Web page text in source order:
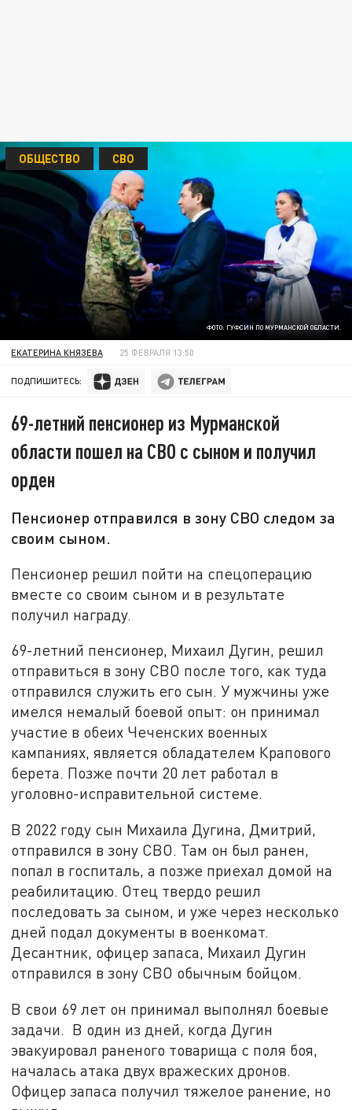
ФОТО: ГУФСИН ПО МУРМАНСКОЙ ОБЛАСТИ.
ОБЩЕСТВО СВО
ЕКАТЕРИНА КНЯЗЕВА 25 ФЕВРАЛЯ 13:50
ПОДПИШИТЕСЬ:
69-летний пенсионер из Мурманской
области пошел на СВО с сыном и получил
орден
Пенсионер отправился в зону СВО следом за
своим сыном.
Пенсионер решил пойти на спецоперацию
вместе со своим сыном и в результате
получил награду.
69-летний пенсионер, Михаил Дугин, решил
отправиться в зону СВО после того, как туда
отправился служить его сын. У мужчины уже
имелся немалый боевой опыт: он принимал
участие в обеих Чеченских военных
кампаниях, является обладателем Крапового
берета. Позже почти 20 лет работал в
уголовно-исправительной системе.
В 2022 году сын Михаила Дугина, Дмитрий,
отправился в зону СВО. Там он был ранен,
попал в госпиталь, а позже приехал домой на
реабилитацию. Отец твердо решил
последовать за сыном, и уже через несколько
дней подал документы в военкомат.
Десантник, офицер запаса, Михаил Дугин
отправился в зону СВО обычным бойцом.
В свои 69 лет он принимал выполнял боевые
задачи. В один из дней, когда Дугин
эвакуировал раненого товарища с поля боя,
началась атака двух вражеских дронов.
Офицер запаса получил тяжелое ранение, но